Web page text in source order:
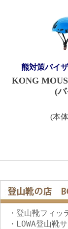
熊対策バイ
KONG
(
(本
・登山靴フィッ
・LOWA登山靴